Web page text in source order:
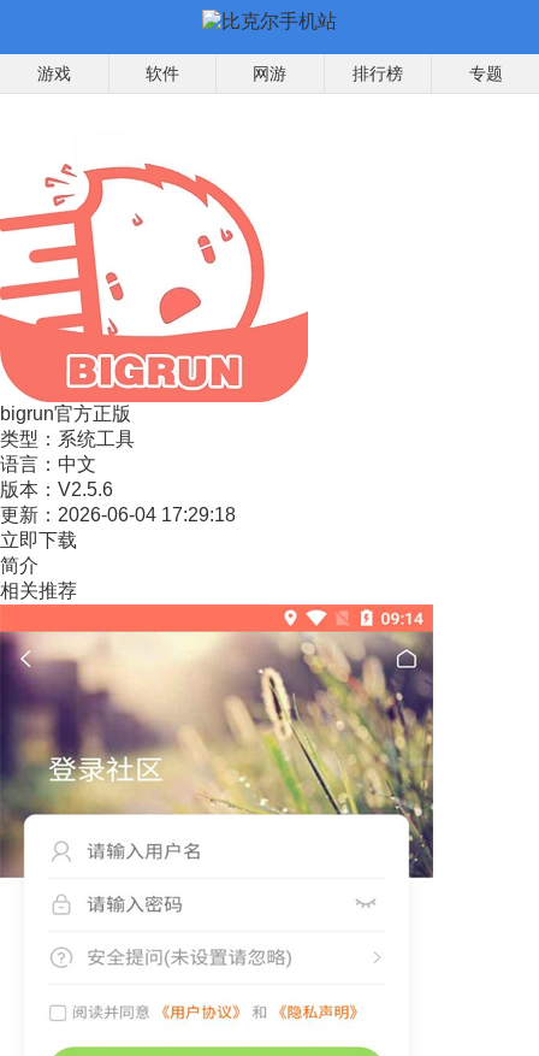
游戏 软件 网游 排行榜 专题
bigrun官方正版
类型： 系统工具
语言： 中文
版本： V2.5.6
更新： 2026-06-04 17:29:18
立即下载
简介
相关推荐